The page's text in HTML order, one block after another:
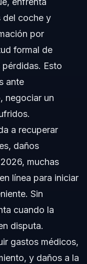
del coche y
por
formal de
Esto
ante
negociar un
a recuperar
daños
muchas
línea para iniciar
Sin
cuando la
disputa.
gastos médicos,
y daños a la